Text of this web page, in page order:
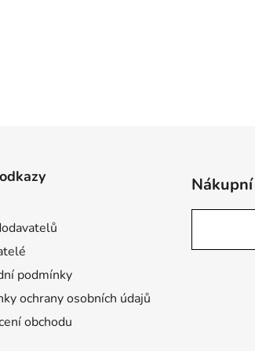
podmínky
ochrany osobních údajů
obchodu